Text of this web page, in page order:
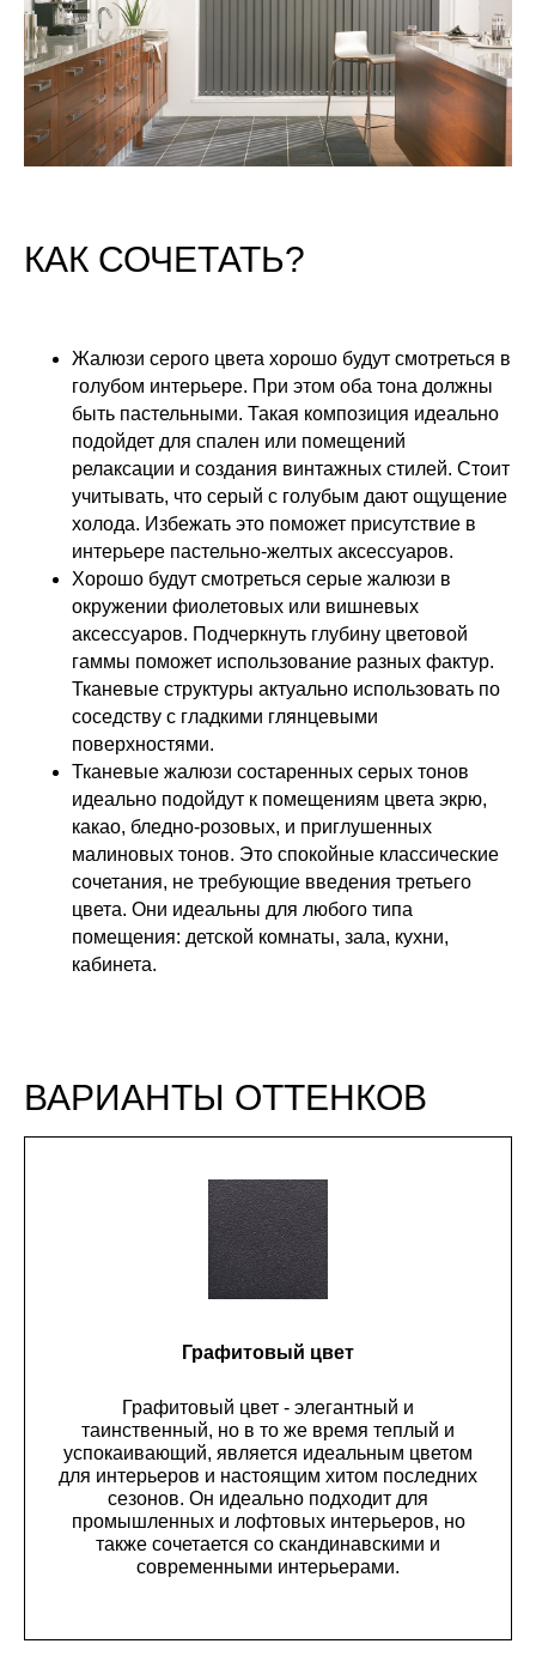
КАК СОЧЕТАТЬ?
Жалюзи серого цвета хорошо будут смотреться в
голубом интерьере. При этом оба тона должны
быть пастельными. Такая композиция идеально
подойдет для спален или помещений
релаксации и создания винтажных стилей. Стоит
учитывать, что серый с голубым дают ощущение
холода. Избежать это поможет присутствие в
интерьере пастельно-желтых аксессуаров.
Хорошо будут смотреться серые жалюзи в
окружении фиолетовых или вишневых
аксессуаров. Подчеркнуть глубину цветовой
гаммы поможет использование разных фактур.
Тканевые структуры актуально использовать по
соседству с гладкими глянцевыми
поверхностями.
Тканевые жалюзи состаренных серых тонов
идеально подойдут к помещениям цвета экрю,
какао, бледно-розовых, и приглушенных
малиновых тонов. Это спокойные классические
сочетания, не требующие введения третьего
цвета. Они идеальны для любого типа
помещения: детской комнаты, зала, кухни,
кабинета.
ВАРИАНТЫ ОТТЕНКОВ
Графитовый цвет
Графитовый цвет - элегантный и
таинственный, но в то же время теплый и
успокаивающий, является идеальным цветом
для интерьеров и настоящим хитом последних
сезонов. Он идеально подходит для
промышленных и лофтовых интерьеров, но
также сочетается со скандинавскими и
современными интерьерами.